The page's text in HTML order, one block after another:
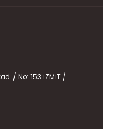
/ No: 153 İZMİT /